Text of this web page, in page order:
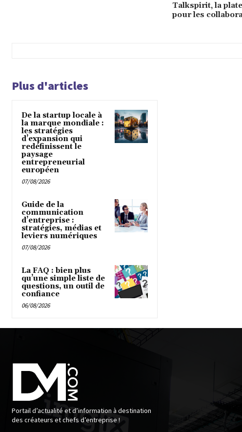
Talkspirit, la
pour les
Plus d'articles
De la startup locale à
la marque mondiale :
les stratégies
d’expansion qui
redéfinissent le
paysage
entrepreneurial
européen
07/08/2026
Guide de la
communication
d’entreprise :
stratégies, médias et
leviers numériques
07/08/2026
La FAQ : bien plus
qu’une simple liste de
questions, un outil de
confiance
06/08/2026
Portail d’actualité et d’information à destination
des créateurs et chefs d’entreprise !